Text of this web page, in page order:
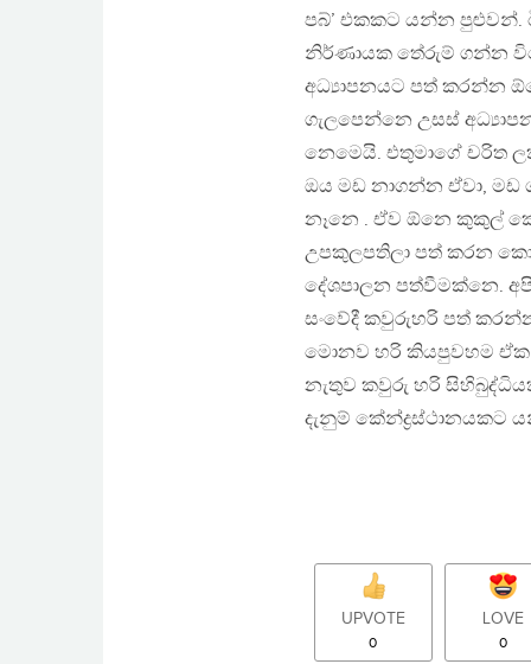
පබ්’ එකකට යන්න පුළුවන්.
නිර්ණායක තේරුම් ගන්න
අධ්‍යාපනයට පත් කරන්න
ගැලපෙන්නෙ උසස්
නෙමෙයි. එතුමාගේ චරිත
ඔය මඩ නාගන්න ඒවා, මඩ
නෑනෙ . ඒව ඕනෙ කුකුල්
උපකුලපතිලා පත් කරන
දේශපාලන පත්වීමක්නෙ.
සංවේදී කවුරුහරි පත්
මොනව හරි කියපුවහම ඒක
නැතුව කවුරු හරි
දැනුම් කේන්ද්‍රස්ථානයකට
UPVOTE
0
LOVE
0